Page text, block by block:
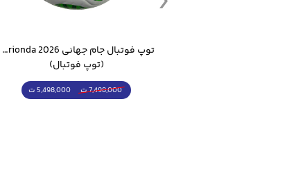
توپ فوتبال جام جهانی 2026 Trionda مشابه اورجینال
(توپ فوتبال)
7,498,000 ت 5,498,000 ت